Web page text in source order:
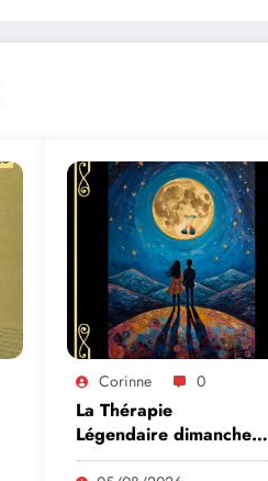
Corinne 0
La Thérapie
Légendaire dimanche 9
à Prayssac